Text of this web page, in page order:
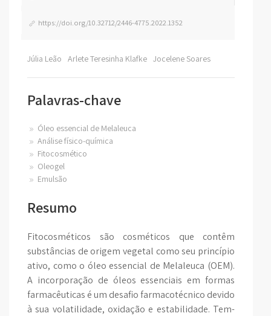
https://doi.org/10.32712/2446-4775.2022.1352
Júlia Leão Arlete Teresinha Klafke Jocelene Soares
Palavras-chave
Óleo essencial de Melaleuca
Análise físico-química
Fitocosmético
Oleogel
Emulsão
Resumo
Fitocosméticos são cosméticos que contêm
substâncias de origem vegetal como seu princípio
ativo, como o óleo essencial de Melaleuca (OEM).
A incorporação de óleos essenciais em formas
farmacêuticas é um desafio farmacotécnico devido
à sua volatilidade, oxidação e estabilidade. Tem-